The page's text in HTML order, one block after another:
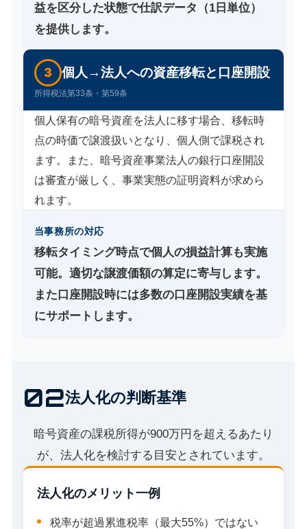
益を区分した状態で仕訳データ（1日単位）
を提供します。
3 個人→法人への資産移転と口座開設
所得税法第33条・第59条
個人保有の暗号資産を法人に移す場合、移転時
点の時価で譲渡扱いとなり、個人側で課税され
ます。また、暗号資産事業法人の銀行口座開設
は審査が厳しく、事業実態の証明資料が求めら
れます。
当事務所の対応
移転タイミング時点で個人の損益計算も実施
可能。適切な譲渡価額の算定に寄与します。
また口座開設時には多数の口座開設実績を基
にサポートします。
02法人化の判断基準
暗号資産の課税所得が900万円を超えるあたり
が、法人化を検討する目安とされています。
法人化のメリット一例
税率が超過累進税率（最大55%）ではない